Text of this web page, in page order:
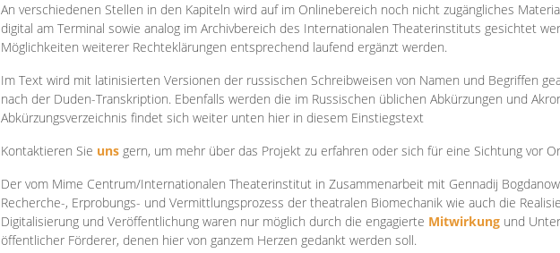
An verschiedenen Stellen in den Kapiteln wird auf im Onlinebereich noch nicht zugängliches
digital am Terminal sowie analog im Archivbereich des Internationalen Theaterinstituts gesichtet
Möglichkeiten weiterer Rechteklärungen entsprechend laufend ergänzt werden.
Im Text wird mit latinisierten Versionen der russischen Schreibweisen von Namen und Begriffen
nach der Duden-Transkription. Ebenfalls werden die im Russischen üblichen Abkürzungen und
Abkürzungsverzeichnis findet sich weiter unten hier in diesem Einstiegstext
Kontaktieren Sie uns gern, um mehr über das Projekt zu erfahren oder sich für eine Sichtung vor
Der vom Mime Centrum/Internationalen Theaterinstitut in Zusammenarbeit mit Gennadij
Recherche-, Erprobungs- und Vermittlungsprozess der theatralen Biomechanik wie auch die
Digitalisierung und Veröffentlichung waren nur möglich durch die engagierte Mitwirkung und
öffentlicher Förderer, denen hier von ganzem Herzen gedankt werden soll.